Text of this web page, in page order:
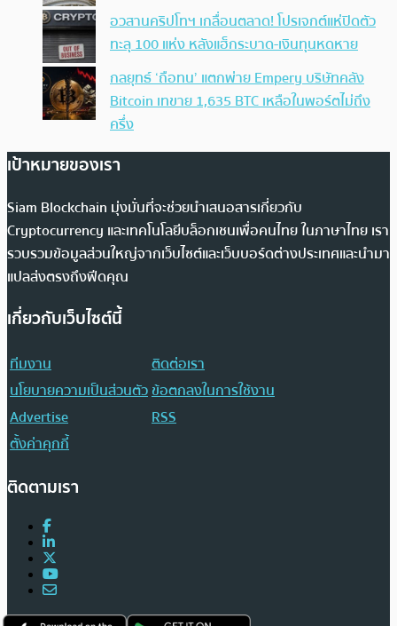
อวสานคริปโทฯ เกลื่อนตลาด! โปรเจกต์แห่ปิดตัว
ทะลุ 100 แห่ง หลังแฮ็กระบาด-เงินทุนหดหาย
กลยุทธ์ ‘ถือทน’ แตกพ่าย Empery บริษัทคลัง
Bitcoin เทขาย 1,635 BTC เหลือในพอร์ตไม่ถึง
ครึ่ง
เป้าหมายของเรา
Siam Blockchain มุ่งมั่นที่จะช่วยนำเสนอสารเกี่ยวกับ
Cryptocurrency และเทคโนโลยีบล็อกเชนเพื่อคนไทย ในภาษาไทย เรา
รวบรวมข้อมูลส่วนใหญ่จากเว็บไซต์และเว็บบอร์ดต่างประเทศและนำมา
แปลส่งตรงถึงฟีดคุณ
เกี่ยวกับเว็บไซต์นี้
ทีมงาน
ติดต่อเรา
นโยบายความเป็นส่วนตัวข้อตกลงในการใช้งาน
Advertise
RSS
ตั้งค่าคุกกี้
ติดตามเรา